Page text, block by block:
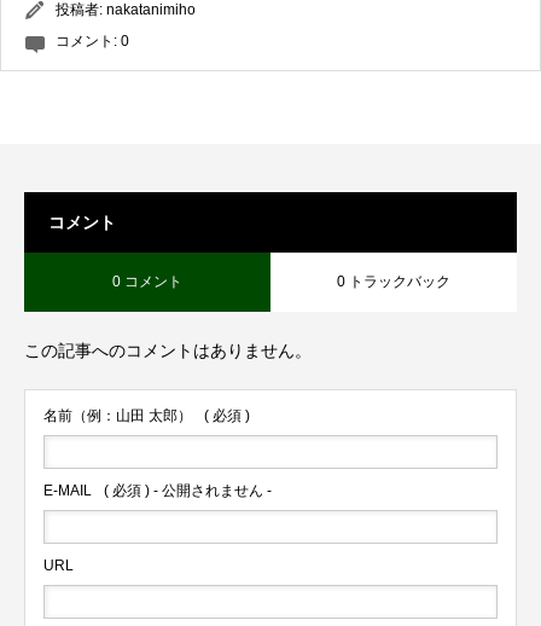
投稿者: nakatanimiho
コメント: 0
コメント
0 コメント 0 トラックバック
この記事へのコメントはありません。
名前（例：山田 太郎） ( 必須 )
E-MAIL ( 必須 ) - 公開されません -
URL